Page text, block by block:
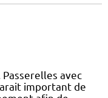
avec
important de